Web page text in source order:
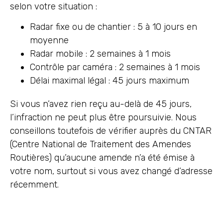
selon votre situation :
Radar fixe ou de chantier : 5 à 10 jours en
moyenne
Radar mobile : 2 semaines à 1 mois
Contrôle par caméra : 2 semaines à 1 mois
Délai maximal légal : 45 jours maximum
Si vous n’avez rien reçu au-delà de 45 jours,
l’infraction ne peut plus être poursuivie. Nous
conseillons toutefois de vérifier auprès du CNTAR
(Centre National de Traitement des Amendes
Routières) qu’aucune amende n’a été émise à
votre nom, surtout si vous avez changé d’adresse
récemment.